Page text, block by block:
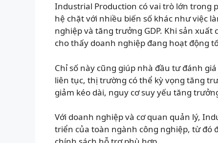
Industrial Production có vai trò lớn trong
hệ chặt với nhiều biến số khác như việc
nghiệp và tăng trưởng GDP. Khi sản
cho thấy doanh nghiệp đang hoạt động
Chỉ số này cũng giúp nhà đầu tư đánh
liên tục, thị trường có thể kỳ vọng tăng
giảm kéo dài, nguy cơ suy yếu tăng
Với doanh nghiệp và cơ quan quản lý,
triển của toàn ngành công nghiệp, từ đó